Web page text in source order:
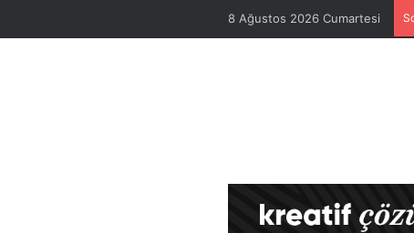
8 Ağustos 2026 Cumartesi